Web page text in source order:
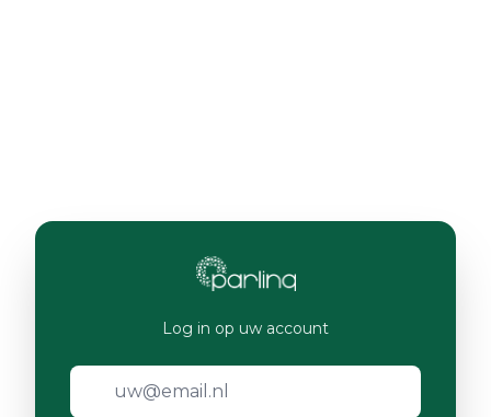
Log in op uw account